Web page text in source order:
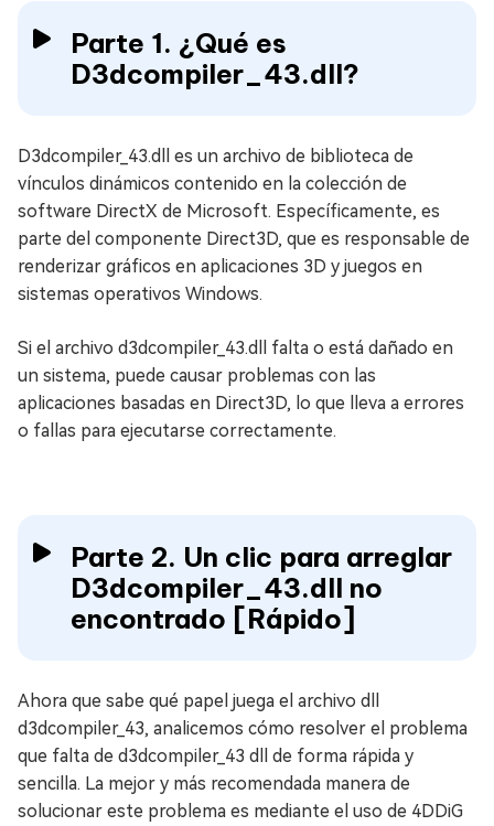
Parte 1. ¿Qué es
D3dcompiler_43.dll?
D3dcompiler_43.dll es un archivo de biblioteca de
vínculos dinámicos contenido en la colección de
software DirectX de Microsoft. Específicamente, es
parte del componente Direct3D, que es responsable de
renderizar gráficos en aplicaciones 3D y juegos en
sistemas operativos Windows.
Si el archivo d3dcompiler_43.dll falta o está dañado en
un sistema, puede causar problemas con las
aplicaciones basadas en Direct3D, lo que lleva a errores
o fallas para ejecutarse correctamente.
Parte 2. Un clic para arreglar
D3dcompiler_43.dll no
encontrado [Rápido]
Ahora que sabe qué papel juega el archivo dll
d3dcompiler_43, analicemos cómo resolver el problema
que falta de d3dcompiler_43 dll de forma rápida y
sencilla. La mejor y más recomendada manera de
solucionar este problema es mediante el uso de 4DDiG